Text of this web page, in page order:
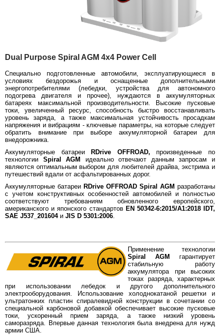
Dual Purpose Spiral AGM 4х4 Power Cell
Специально подготовленные автомобили, эксплуатирующиеся в
условиях бездорожья и оснащенные дополнительными
энергопотребителями (лебедки, устройства для автономного
подогрева двигателя и прочее), нуждаются в аккумуляторных
батареях максимальной производительности. Высокие пусковые
токи, увеличенный ресурс, способность быстро восстанавливать
уровень заряда, а также максимальная устойчивость просадкам
напряжения и вибрациям - ключевые параметры, на которые следует
обратить внимание при выборе аккумуляторной батареи для
внедорожника.
Аккумуляторные батареи
RDrive OFFROAD,произведенные по
технологии Spiral AGM
идеально отвечают данным запросам и
являются оптимальным выбором для любителей драйва, экстрима и
путешествий вдали от асфальтированных дорог.
Аккумуляторные батареи RDrive OFFROAD Spiral AGM разработаны
с учетом конструктивных особенностей автомобилей и полностью
соответствуют требованиям обновленного европейского,
американского и японского стандартов EN 50342-6:2015/A1:2018 IDT,
SAE J537_201604и JIS D 5301:2006
Применение технологии
Spiral AGM
гарантирует
стабильную работу
аккумулятора при высоких
токах разряда, характерных
при использовании лебедок и другого дополнительного
электрооборудования. Использование холоднокатаной решетки и
ультратонких пластин спиралевидной конструкции в сочетании со
специальной карбоновой добавкой обеспечивает высокие пусковые
токи, ускоренный прием заряда, а также низкий уровень
саморазряда. Впервые данная технология была внедрена для нужд
армии США.